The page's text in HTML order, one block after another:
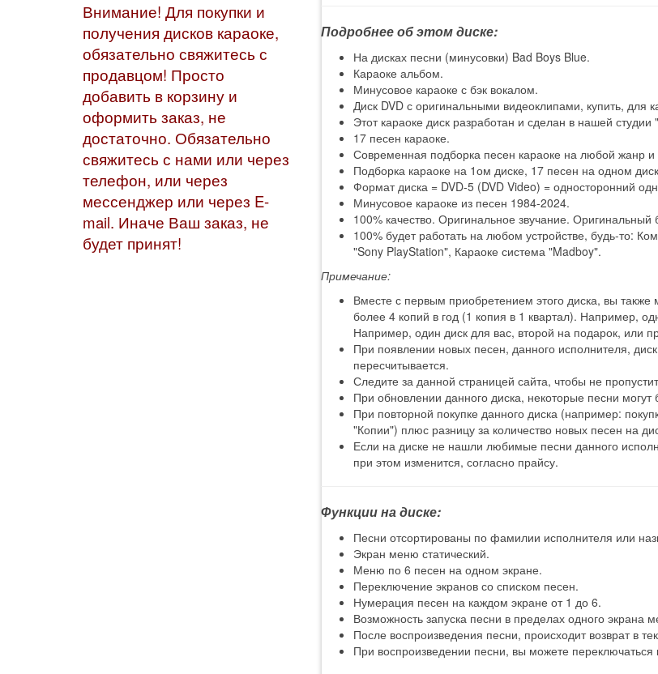
Подробнее об этом диске:
На дисках песни (минусовки) Bad Boys Blue.
Караоке альбом.
Минусовое караоке с бэк вокалом.
Диск DVD с оригинальными видеоклипами, купить, для
Этот караоке диск разработан и сделан в нашей студии
17 песен караоке.
Современная подборка песен караоке на любой жанр и
Подборка караоке на 1ом диске, 17 песен на одном
Формат диска = DVD-5 (DVD Video) = односторонний
Минусовое караоке из песен 1984-2024.
100% качество. Оригинальное звучание. Оригинальный
100% будет работать на любом устройстве, будь-то:
"Sony PlayStation", Караоке система "Madboy".
Примечание:
Вместе с первым приобретением этого диска, вы
более 4 копий в год (1 копия в 1 квартал). Например,
Например, один диск для вас, второй на подарок, или
При появлении новых песен, данного исполнителя,
пересчитывается.
Следите за данной страницей сайта, чтобы не
При обновлении данного диска, некоторые песни
При повторной покупке данного диска (например:
"Копии") плюс разницу за количество новых песен на
Если на диске не нашли любимые песни данного
при этом изменится, согласно прайсу.
Функции на диске:
Песни отсортированы по фамилии исполнителя или
Экран меню статический.
Меню по 6 песен на одном экране.
Переключение экранов со списком песен.
Нумерация песен на каждом экране от 1 до 6.
Возможность запуска песни в пределах одного
После воспроизведения песни, происходит возврат в
При воспроизведении песни, вы можете
Внимание! Для покупки и
получения дисков караоке,
обязательно свяжитесь с
продавцом! Просто
добавить в корзину и
оформить заказ, не
достаточно. Обязательно
свяжитесь с нами или через
телефон, или через
мессенджер или через E-
mail. Иначе Ваш заказ, не
будет принят!